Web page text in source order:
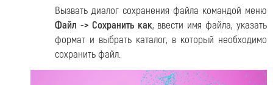
Вызвать диалог сохранения файла командой меню
Файл -> Сохранить как, ввести имя файла, указать
формат и выбрать каталог, в который необходимо
сохранить файл.